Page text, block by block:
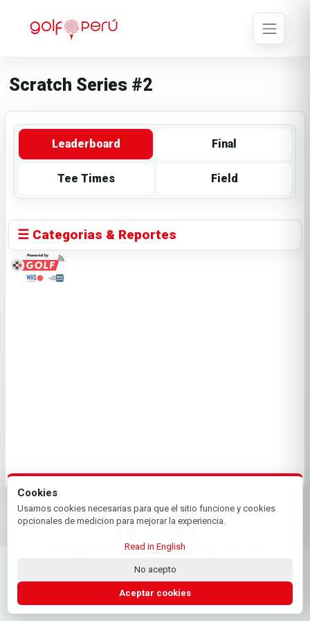
Scratch Series #2
Leaderboard Final
Tee Times Field
☰ Categorias & Reportes
© 2026 Federación Peruana de Golf | by Plus+Golf
Website powered by
Cookies
Usamos cookies necesarias para que el sitio funcione y cookies
opcionales de medicion para mejorar la experiencia.
Read in English
No acepto
Aceptar cookies